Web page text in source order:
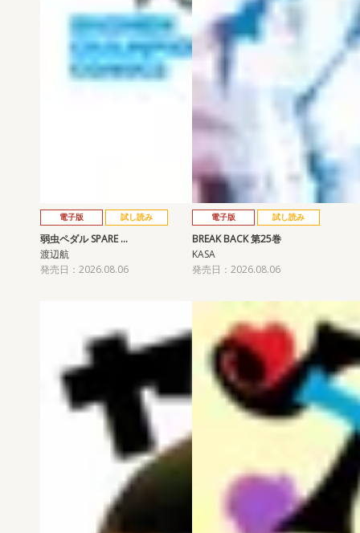
電子版 試し読み
弱虫ペダル SPARE …
渡辺航
発売日：2026.08.06
電子版 試し読み
BREAK BACK 第25巻
KASA
発売日：2026.08.06